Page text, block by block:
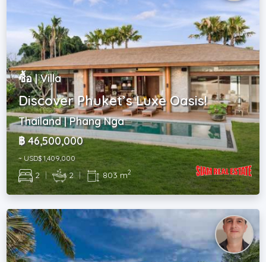
ซื้อ | Villa
Discover Phuket’s Luxe Oasis!
Thailand | Phang Nga
฿ 46,500,000
~ USD$ 1,409,000
2 | 2 | 803 m2